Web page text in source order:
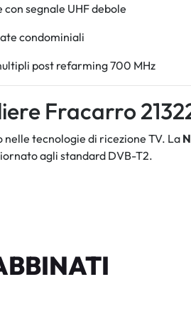
con segnale UHF debole
condominiali
post refarming 700 MHz
Fracarro
tecnologie di ricezione TV. La
agli standard DVB-T2.